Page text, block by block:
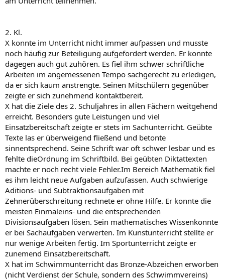
2. Kl.
X konnte im Unterricht nicht immer aufpassen und musste
noch häufig zur Beteiligung aufgefordert werden. Er konnte
dagegen auch gut zuhören. Es fiel ihm schwer schriftliche
Arbeiten im angemessenen Tempo sachgerecht zu erledigen,
da er sich kaum anstrengte. Seinen Mitschülern gegenüber
zeigte er sich zunehmend kontaktbereit.
X hat die Ziele des 2. Schuljahres in allen Fächern weitgehend
erreicht. Besonders gute Leistungen und viel
Einsatzbereitschaft zeigte er stets im Sachunterricht. Geübte
Texte las er überweigend fließend und betonte
sinnentsprechend. Seine Schrift war oft schwer lesbar und es
fehlte dieOrdnung im Schriftbild. Bei geübten Diktattexten
machte er noch recht viele Fehler.Im Bereich Mathematik fiel
es ihm leicht neue Aufgaben aufzufassen. Auch schwierige
Aditions- und Subtraktionsaufgaben mit
Zehnerüberschreitung rechnete er ohne Hilfe. Er konnte die
meisten Einmaleins- und die entsprechenden
Divisionsaufgaben lösen. Sein mathematisches Wissenkonnte
er bei Sachaufgaben verwerten. Im Kunstunterricht stellte er
nur wenige Arbeiten fertig. Im Sportunterricht zeigte er
zunemend Einsatzbereitschaft.
X hat im Schwimmunterricht das Bronze-Abzeichen erworben
(nicht Verdienst der Schule, sondern des Schwimmvereins)